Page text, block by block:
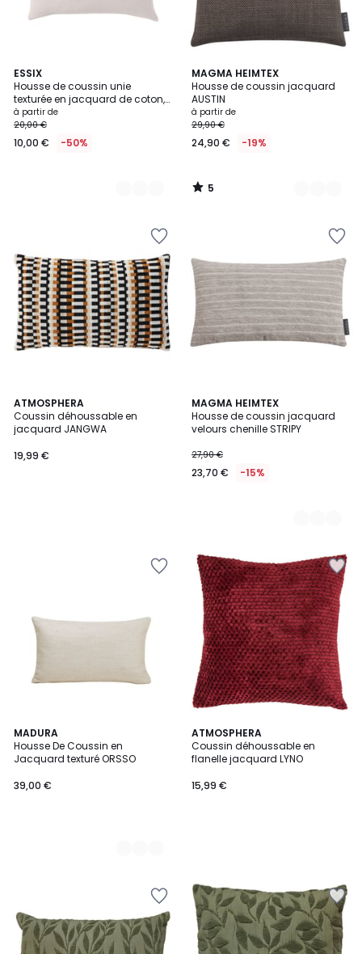
ESSIX
Housse de coussin unie
texturée en jacquard de coton,
POÈME
à partir de
20,00 €
10,00 € -50%
3
Couleurs
MAGMA HEIMTEX
Housse de coussin jacquard
AUSTIN
à partir de
29,90 €
24,90 € -19%
5
/
5
5
Couleurs
5
/
ATMOSPHERA
Coussin déhoussable en
jacquard JANGWA
19,99 €
MAGMA HEIMTEX
Housse de coussin jacquard
velours chenille STRIPY
27,90 €
23,70 € -15%
3
Couleurs
MADURA
Housse De Coussin en
Jacquard texturé ORSSO
39,00 €
2
Couleurs
ATMOSPHERA
Coussin déhoussable en
flanelle jacquard LYNO
15,99 €